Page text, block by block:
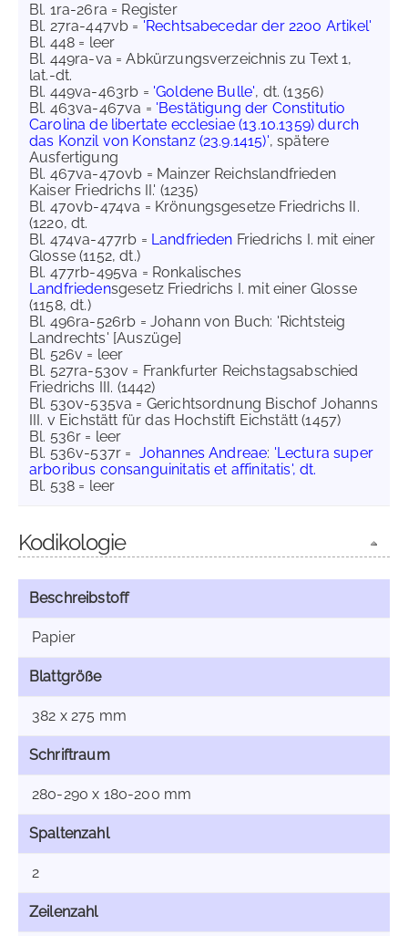
Bl. 1ra-26ra = Register
Bl. 27ra-447vb = 'Rechtsabecedar der 2200 Artikel'
Bl. 448 = leer
Bl. 449ra-va = Abkürzungsverzeichnis zu Text 1,
lat.-dt.
Bl. 449va-463rb = 'Goldene Bulle', dt. (1356)
Bl. 463va-467va = 'Bestätigung der Constitutio
Carolina de libertate ecclesiae (13.10.1359) durch
das Konzil von Konstanz (23.9.1415)', spätere
Ausfertigung
Bl. 467va-470vb = Mainzer Reichslandfrieden
Kaiser Friedrichs II.' (1235)
Bl. 470vb-474va = Krönungsgesetze Friedrichs II.
(1220, dt.
Bl. 474va-477rb = Landfrieden Friedrichs I. mit einer
Glosse (1152, dt.)
Bl. 477rb-495va = Ronkalisches
Landfriedensgesetz Friedrichs I. mit einer Glosse
(1158, dt.)
Bl. 496ra-526rb = Johann von Buch: 'Richtsteig
Landrechts' [Auszüge]
Bl. 526v = leer
Bl. 527ra-530v = Frankfurter Reichstagsabschied
Friedrichs III. (1442)
Bl. 530v-535va = Gerichtsordnung Bischof Johanns
III. v Eichstätt für das Hochstift Eichstätt (1457)
Bl. 536r = leer
Bl. 536v-537r = Johannes Andreae: 'Lectura super
arboribus consanguinitatis et affinitatis', dt.
Bl. 538 = leer
Kodikologie
Beschreibstoff
Papier
Blattgröße
382 x 275 mm
Schriftraum
280-290 x 180-200 mm
Spaltenzahl
2
Zeilenzahl